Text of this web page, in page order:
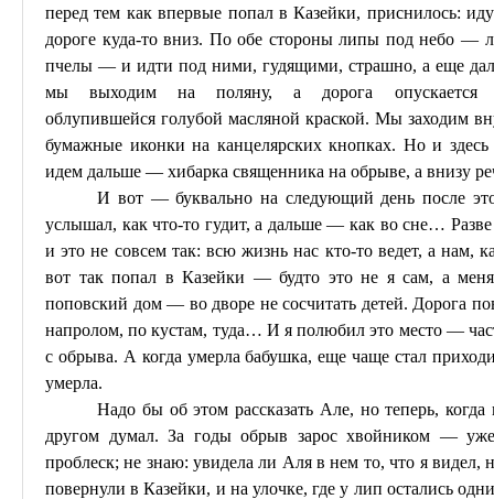
перед тем как впервые попал вКазейки, приснилось:
дороге куда-то вниз. По обе стороны липы под небо —
пчелы — и идти под ними, гудящими, страшно, а еще
мы выходим на поляну, а дорога
облупившейся голубой масляной краской. Мы заходим
бумажные иконки на канцелярских кнопках. Но и
идем дальше — хибарка священника на обрыве, а внизу
И вот — буквально на следующий день после
услышал, как что-то гудит, а дальше — как во сне… Р
и это не совсем так: всю жизнь нас кто-то ведет, а нам,
вот так попал в Казейки — будто это не я сам, а
поповский дом — во дворе не сосчитать детей. Дорога
напролом, по кустам, туда… И я полюбил это место —
с обрыва. А когда умерла бабушка, еще чаще стал
умерла.
Надо бы об этом рассказать Але, но теперь,
другом думал. За годы обрыв зарос хвойником —
проблеск; не знаю: увидела ли Аля в нем то, что я видел,
повернули вКазейки, и на улочке, где у лип остались